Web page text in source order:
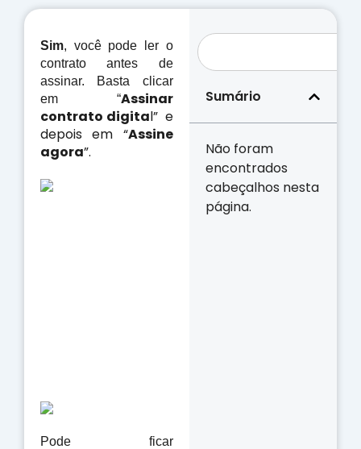
Sim, você pode ler o
contrato antes de
assinar. Basta clicar
em “Assinar
contrato digital” e
depois em “Assine
agora”.
Pode ficar
Sumário
Não foram
encontrados
cabeçalhos nesta
página.